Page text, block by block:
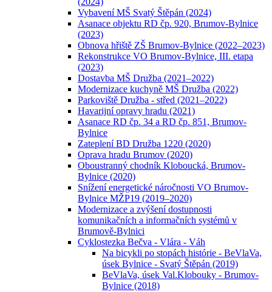
Vybavení MŠ Svatý Štěpán (2024)
Asanace objektu RD čp. 920, Brumov-Bylnice
(2023)
Obnova hřiště ZŠ Brumov-Bylnice (2022–2023)
Rekonstrukce VO Brumov-Bylnice, III. etapa
(2023)
Dostavba MŠ Družba (2021–2022)
Modernizace kuchyně MŠ Družba (2022)
Parkoviště Družba - střed (2021–2022)
Havarijní opravy hradu (2021)
Asanace RD čp. 34 a RD čp. 851, Brumov-
Bylnice
Zateplení BD Družba 1220 (2020)
Oprava hradu Brumov (2020)
Oboustranný chodník Kloboucká, Brumov-
Bylnice (2020)
Snížení energetické náročnosti VO Brumov-
Bylnice MŽP19 (2019–2020)
Modernizace a zvýšení dostupnosti
komunikačních a informačních systémů v
Brumově-Bylnici
Cyklostezka Bečva - Vlára - Váh
Na bicykli po stopách histórie - BeVlaVa,
úsek Bylnice - Svatý Štěpán (2019)
BeVlaVa, úsek Val.Klobouky - Brumov-
Bylnice (2018)